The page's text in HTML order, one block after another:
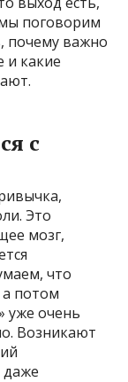
поговорим
почему важно
и какие
с
Это
мозг,
что
потом
уже очень
Возникают
даже